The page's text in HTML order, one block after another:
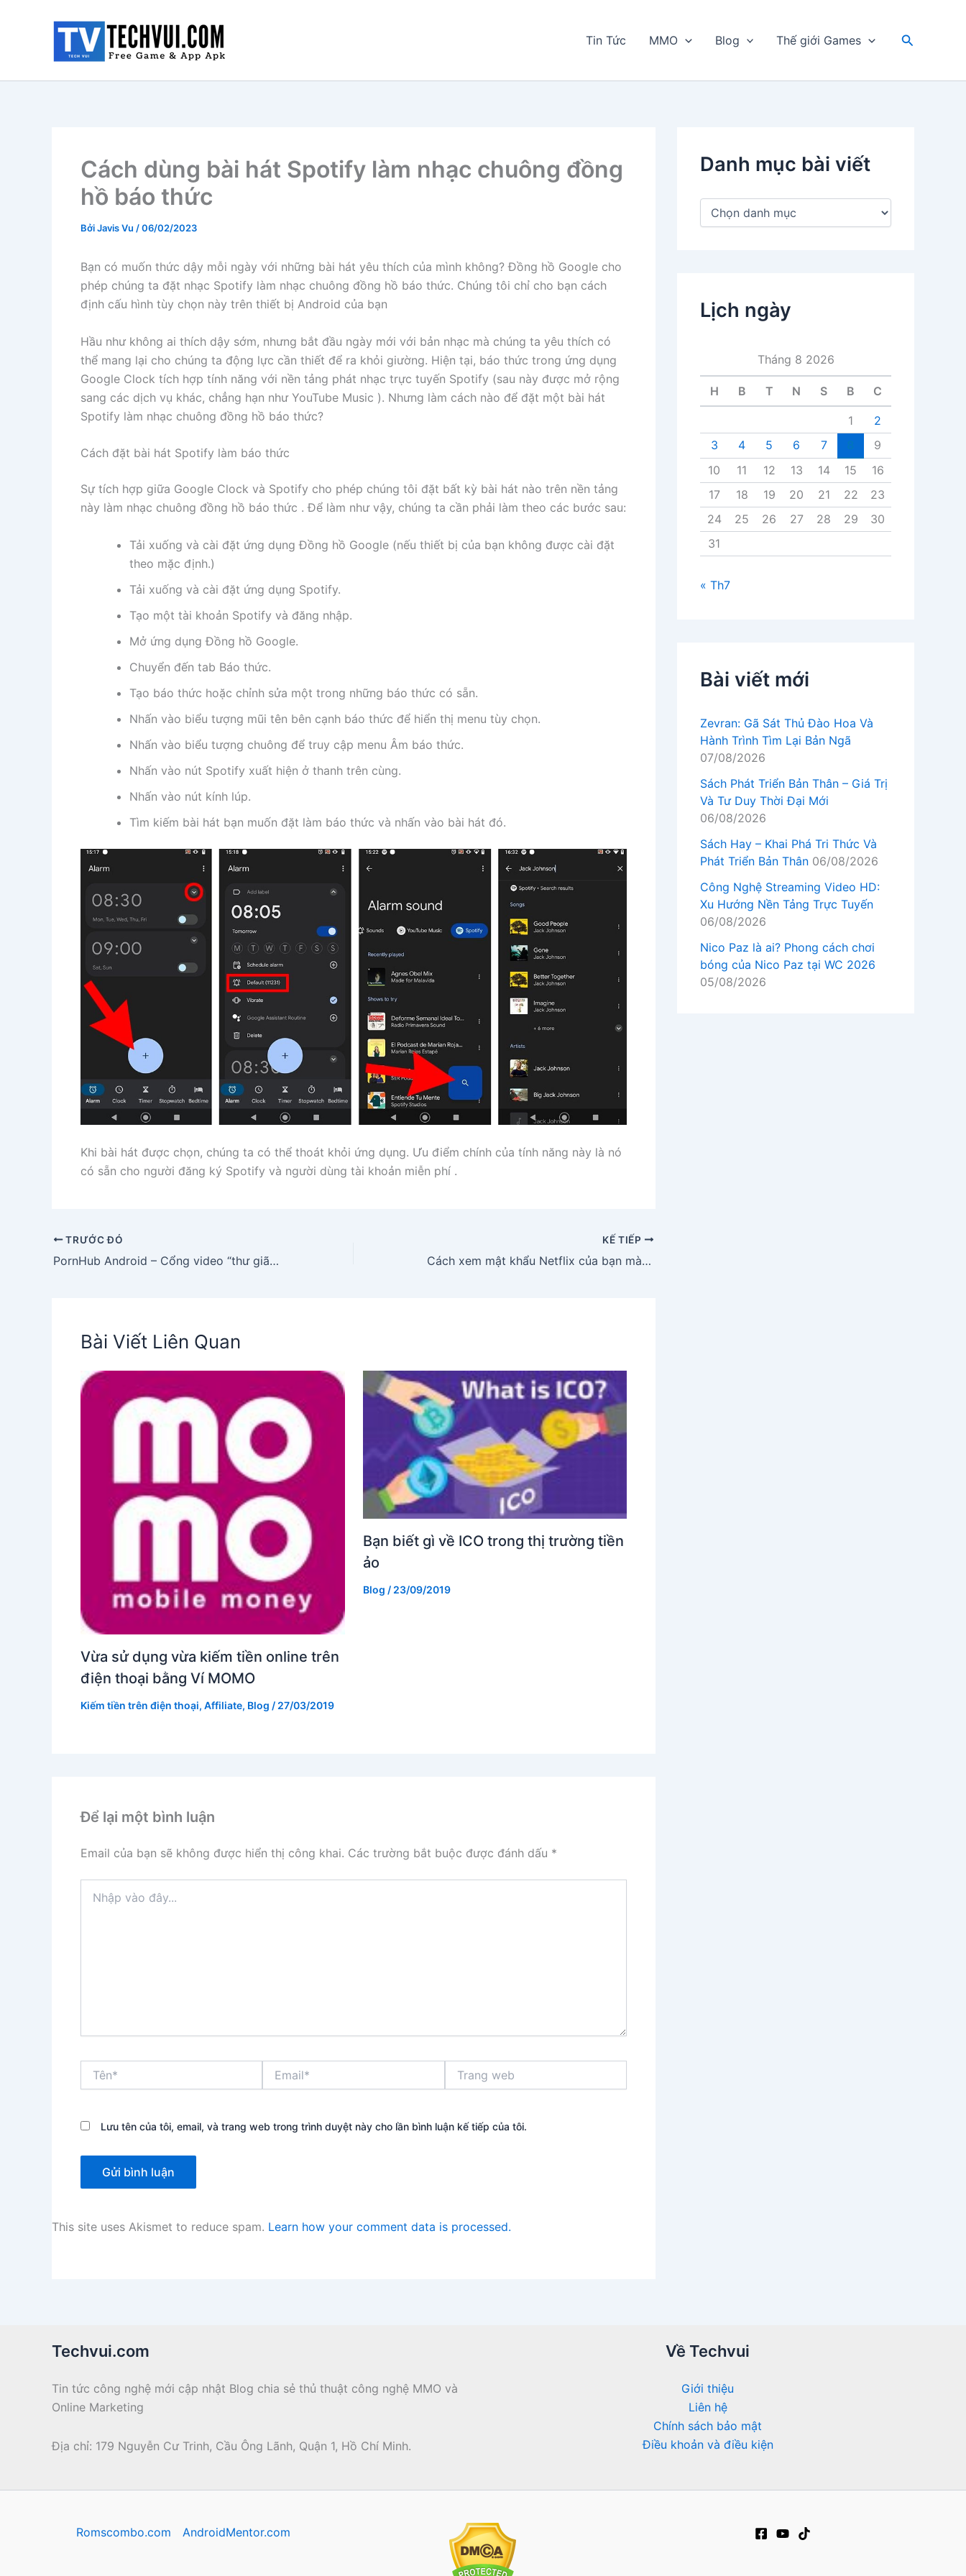
Tin Tức MMO Blog Thế giới Games
Tìm
Cách dùng bài hát Spotify làm nhạc chuông đồng
hồ báo thức
BởiJavis Vu /06/02/2023
Bạn có muốn thức dậy mỗi ngày với những bài hát yêu thích của mình không? Đồng hồ Google cho
phép chúng ta đặt nhạc Spotify làm nhạc chuông đồng hồ báo thức. Chúng tôi chỉ cho bạn cách
định cấu hình tùy chọn này trên thiết bị Android của bạn
Hầu như không ai thích dậy sớm, nhưng bắt đầu ngày mới với bản nhạc mà chúng ta yêu thích có
thể mang lại cho chúng ta động lực cần thiết để ra khỏi giường. Hiện tại, báo thức trong ứng dụng
Google Clock tích hợp tính năng với nền tảng phát nhạc trực tuyến Spotify (sau này được mở rộng
sang các dịch vụ khác, chẳng hạn như YouTube Music ). Nhưng làm cách nào để đặt một bài hát
Spotify làm nhạc chuông đồng hồ báo thức?
Cách đặt bài hát Spotify làm báo thức
Sự tích hợp giữa Google Clock và Spotify cho phép chúng tôi đặt bất kỳ bài hát nào trên nền tảng
này làm nhạc chuông đồng hồ báo thức . Để làm như vậy, chúng ta cần phải làm theo các bước sau:
Tải xuống và cài đặt ứng dụng Đồng hồ Google (nếu thiết bị của bạn không được cài đặt
theo mặc định.)
Tải xuống và cài đặt ứng dụng Spotify.
Tạo một tài khoản Spotify và đăng nhập.
Mở ứng dụng Đồng hồ Google.
Chuyển đến tab Báo thức.
Tạo báo thức hoặc chỉnh sửa một trong những báo thức có sẵn.
Nhấn vào biểu tượng mũi tên bên cạnh báo thức để hiển thị menu tùy chọn.
Nhấn vào biểu tượng chuông để truy cập menu Âm báo thức.
Nhấn vào nút Spotify xuất hiện ở thanh trên cùng.
Nhấn vào nút kính lúp.
Tìm kiếm bài hát bạn muốn đặt làm báo thức và nhấn vào bài hát đó.
Khi bài hát được chọn, chúng ta có thể thoát khỏi ứng dụng. Ưu điểm chính của tính năng này là nó
có sẵn cho người đăng ký Spotify và người dùng tài khoản miễn phí .
TRƯỚC ĐÓ
PornHub Android – Cổng video “thư giãn” nhiều truy cập nhất hành tinh
KẾ TIẾP
Cách xem mật khẩu Netflix của bạn mà không cần yêu cầu lấy lại mật khẩu
Bài Viết Liên Quan
Vừa sử dụng vừa kiếm tiền online trên
điện thoại bằng Ví MOMO
Kiếm tiền trên điện thoại, Affiliate, Blog / 27/03/2019
Bạn biết gì về ICO trong thị trường tiền
ảo
Blog / 23/09/2019
Để lại một bình luận
Email của bạn sẽ không được hiển thị công khai. Các trường bắt buộc được đánh dấu *
vào
web
Lưu tên của tôi, email, và trang web trong trình duyệt này cho lần bình luận kế tiếp của tôi.
This site uses Akismet to reduce spam. Learn how your comment data is processed.
Danh mục bài viết
D
b
à
ế
Lịch ngày
Tháng 8 2026
H B T N S B C
1
2
3
4 5 6 7
9
10
11 12 13 14 15
16
17
18 19 20 21 22
23
24
25 26 27 28 29
30
31
« Th7
Bài viết mới
Zevran: Gã Sát Thủ Đào Hoa Và
Hành Trình Tìm Lại Bản Ngã
07/08/2026
Sách Phát Triển Bản Thân – Giá Trị
Và Tư Duy Thời Đại Mới
06/08/2026
Sách Hay – Khai Phá Tri Thức Và
Phát Triển Bản Thân 06/08/2026
Công Nghệ Streaming Video HD:
Xu Hướng Nền Tảng Trực Tuyến
06/08/2026
Nico Paz là ai? Phong cách chơi
bóng của Nico Paz tại WC 2026
05/08/2026
Techvui.com
Tin tức công nghệ mới cập nhật Blog chia sẻ thủ thuật công nghệ MMO và
Online Marketing
Địa chỉ: 179 Nguyễn Cư Trinh, Cầu Ông Lãnh, Quận 1, Hồ Chí Minh.
Về Techvui
Giới thiệu
Liên hệ
Chính sách bảo mật
Điều khoản và điều kiện
Romscombo.com AndroidMentor.com